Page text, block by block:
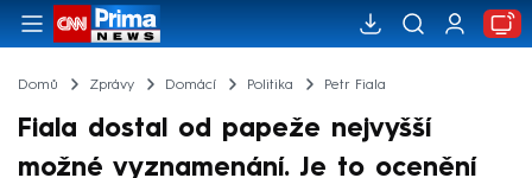
Domů Zprávy Domácí Politika Petr Fiala
Fiala dostal od papeže nejvyšší
možné vyznamenání. Je to ocenění